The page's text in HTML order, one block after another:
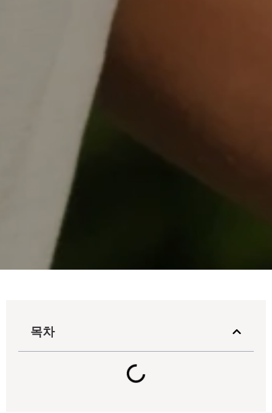
목차